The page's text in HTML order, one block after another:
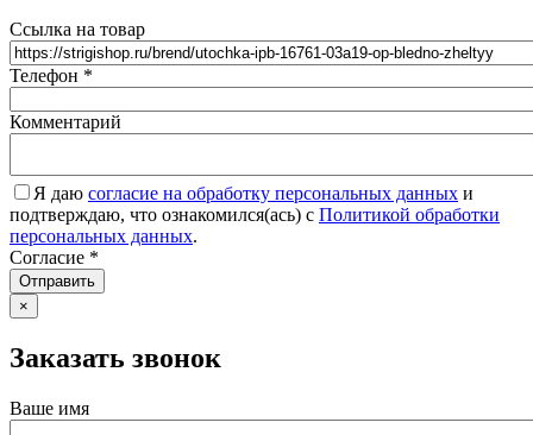
Ссылка на товар
Телефон *
Комментарий
Я даю согласие на обработку персональных данных и
подтверждаю, что ознакомился(ась) с Политикой обработки
персональных данных.
Согласие *
Отправить
×
Заказать звонок
Ваше имя